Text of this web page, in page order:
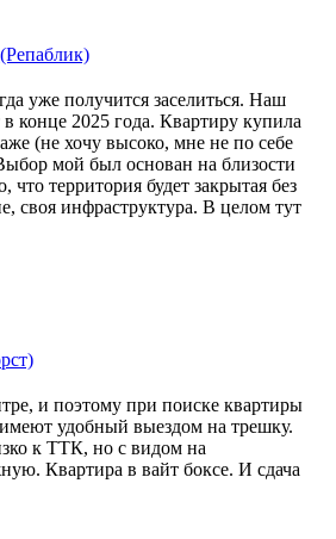
уже получится заселиться. Наш
конце 2025 года. Квартиру купила
(не хочу высоко, мне не по себе
мой был основан на близости
что территория будет закрытая без
своя инфраструктура. В целом тут
и поэтому при поиске квартиры
имеют удобный выездом на трешку.
к ТТК, но с видом на
Квартира в вайт боксе. И сдача